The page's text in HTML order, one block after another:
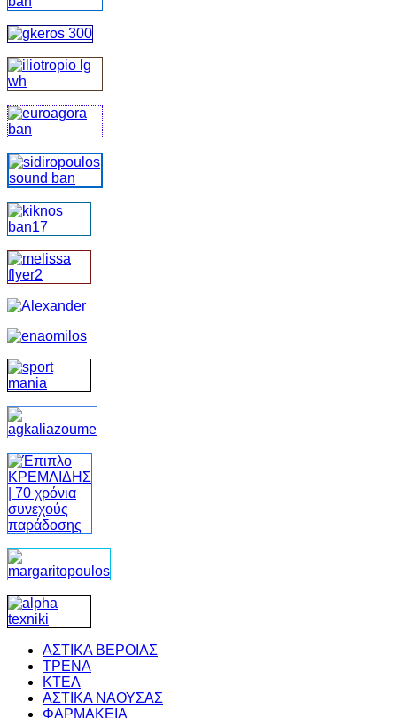
ΑΣΤΙΚΑ ΒΕΡΟΙΑΣ
ΤΡΕΝΑ
ΚΤΕΛ
ΑΣΤΙΚΑ ΝΑΟΥΣΑΣ
ΦΑΡΜΑΚΕΙΑ